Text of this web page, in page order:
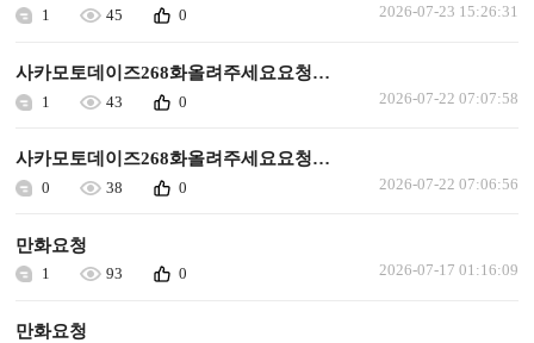
1 45 0 2026-07-23 15:26:31
사카모토데이즈268화올려주세요요청합니다
1 43 0 2026-07-22 07:07:58
사카모토데이즈268화올려주세요요청합니다
0 38 0 2026-07-22 07:06:56
만화요청
1 93 0 2026-07-17 01:16:09
만화요청